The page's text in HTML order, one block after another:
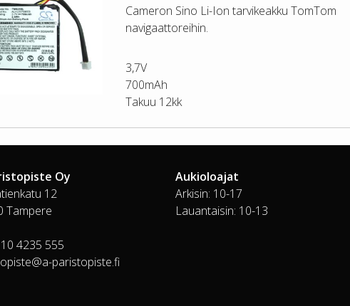
Cameron Sino Li-Ion tarvikeakku TomTom
navigaattoreihin.
3,7V
700mAh
Takuu 12kk
Oy
12
Tampere
4235 555
paristopiste.fi
Aukioloajat
Arkisin: 10-17
Lauantaisin: 10-13